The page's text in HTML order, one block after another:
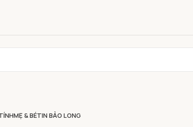
MẸ & BÉTIN BẢO LONG